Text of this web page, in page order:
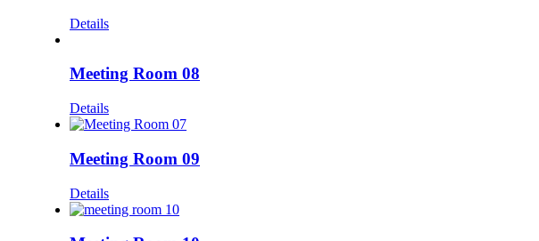
Details
Meeting Room 08
Details
Meeting Room 09
Details